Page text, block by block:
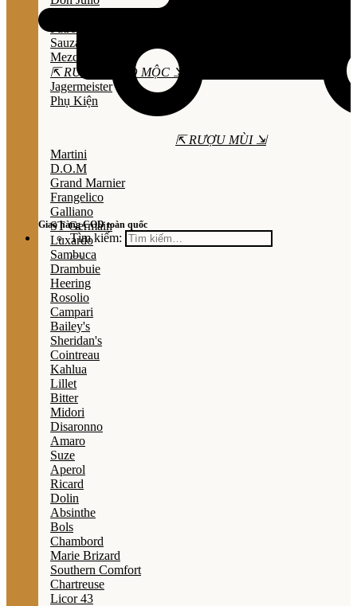
Giao hàng COD toàn quốc
Tìm kiếm:
Sauza
Mezcal
⇱ RƯỢU THẢO MỘC ⇲
Jagermeister
Phụ Kiện
⇱ RƯỢU MÙI ⇲
Martini
D.O.M
Grand Marnier
Frangelico
Galliano
ST Germain
Luxardo
Sambuca
Drambuie
Heering
Rosolio
Campari
Bailey's
Sheridan's
Cointreau
Kahlua
Lillet
Bitter
Midori
Disaronno
Amaro
Suze
Aperol
Ricard
Dolin
Absinthe
Bols
Chambord
Marie Brizard
Southern Comfort
Chartreuse
Licor 43